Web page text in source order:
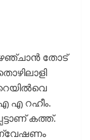
തോട്
എ റഹീം.
കത്ത്.